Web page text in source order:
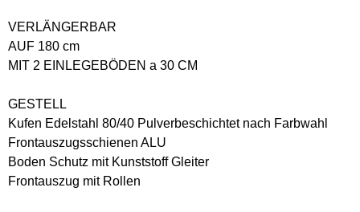
VERLÄNGERBAR
AUF 180 cm
MIT 2 EINLEGEBÖDEN a 30 CM
GESTELL
Kufen Edelstahl 80/40 Pulverbeschichtet nach Farbwahl
Frontauszugsschienen ALU
Boden Schutz mit Kunststoff Gleiter
Frontauszug mit Rollen